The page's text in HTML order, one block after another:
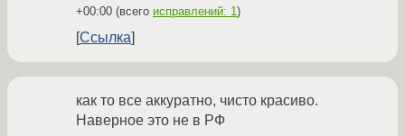
+00:00 (всего исправлений: 1)
Ссылка
как то все аккуратно, чисто красиво.
Наверное это не в РФ